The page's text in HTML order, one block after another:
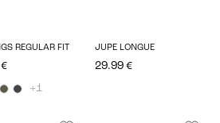
REGULAR FIT
+1
JUPE LONGUE
29.99 €